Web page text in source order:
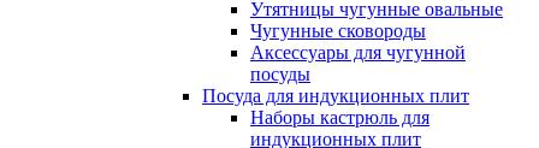
Утятницы чугунные овальные
Чугунные сковороды
Аксессуары для чугунной
посуды
Посуда для индукционных плит
Наборы кастрюль для
индукционных плит